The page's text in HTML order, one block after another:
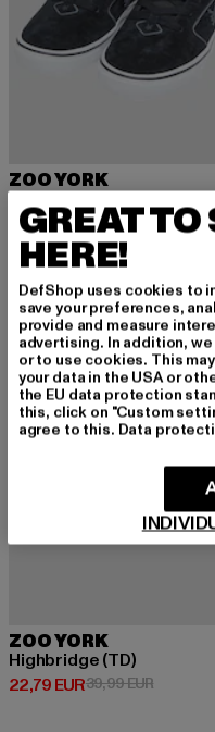
ZOO YORK
39,20 EUR
Derzeitiger Preis: 39,20
79,99 EUR
-43%
ZOO YORK
Highbridge (TD)
22,79 EUR
Derzeitiger Preis: 22,79 EUR
39,99 EUR
GREAT TO
HERE!
DefShop uses cookies to
save your preferences,
provide and measure
advertising. In addition,
or to use cookies. This
your data in the USA or
the EU data protection
this, click on "Custom
agree to this. Data